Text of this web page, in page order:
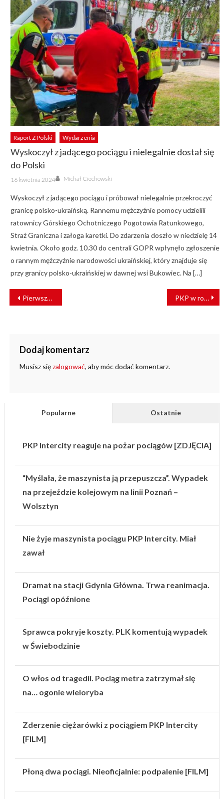
Raport Z Polski Wydarzenia
Wyskoczył z jadącego pociągu i nielegalnie dostał się
do Polski
Posted
on
16 kwietnia 2024 Author
Michał Ciechowski
Wyskoczył z jadącego pociągu i próbował nielegalnie przekroczyć
granicę polsko-ukraińską. Rannemu mężczyźnie pomocy udzielili
ratownicy Górskiego Ochotniczego Pogotowia Ratunkowego,
Straż Graniczna i załoga karetki. Do zdarzenia doszło w niedzielę 14
kwietnia. Około godz. 10.30 do centrali GOPR wpłynęło zgłoszenie
o rannym mężczyźnie narodowości ukraińskiej, który znajduje się
przy granicy polsko-ukraińskiej w dawnej wsi Bukowiec. Na […]
NAWIGACJA
WPISU
Pierwszy polski EZT na 200 km/h już w Czechach PKP w rozmowach z KE o mobilności wojskowej
Dodaj komentarz
Musisz sięzalogować, aby móc dodać komentarz.
Popularne Ostatnie
PKP Intercity reaguje na pożar pociągów [ZDJĘCIA]
“Myślała, że maszynista ją przepuszcza”. Wypadek
na przejeździe kolejowym na linii Poznań –
Wolsztyn
Nie żyje maszynista pociągu PKP Intercity. Miał
zawał
Dramat na stacji Gdynia Główna. Trwa reanimacja.
Pociągi opóźnione
Sprawca pokryje koszty. PLK komentują wypadek
w Świebodzinie
O włos od tragedii. Pociąg metra zatrzymał się
na… ogonie wieloryba
Zderzenie ciężarówki z pociągiem PKP Intercity
[FILM]
Płoną dwa pociągi. Nieoficjalnie: podpalenie [FILM]